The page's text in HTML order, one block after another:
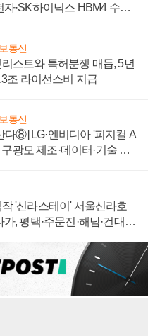
자·SK하이닉스 HBM4 수율
통신
스트와 특허분쟁 매듭, 5년
조 라이선스비 지급
통신
다⑧] LG·엔비디아 '피지컬 A
구광모 제조·데이터·기술 결
'신라스테이' 서울신라호
, 평택·주문진·해남·건대로